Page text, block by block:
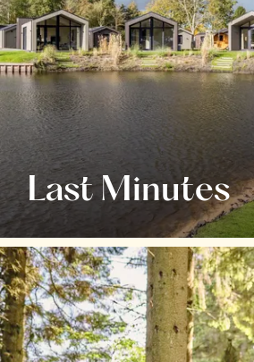
Last Minutes